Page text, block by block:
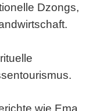
Dzongs,
wie Ema